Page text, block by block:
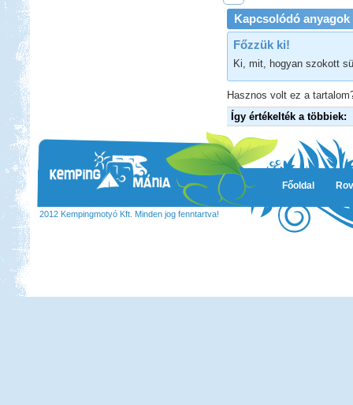
Kapcsolódó anyagok
Főzzük ki!
Ki, mit, hogyan szokott
Hasznos volt ez a
Így értékelték a többiek:
Főoldal
2012 Kempingmotyó Kft. Minden jog fenntartva!